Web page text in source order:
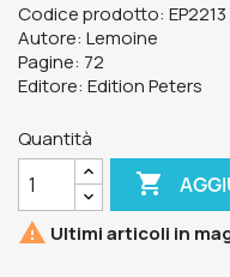
Codice prodotto: EP2213
Autore: Lemoine
Pagine: 72
Editore: Edition Peters
Quantità

 Ultimi articoli in